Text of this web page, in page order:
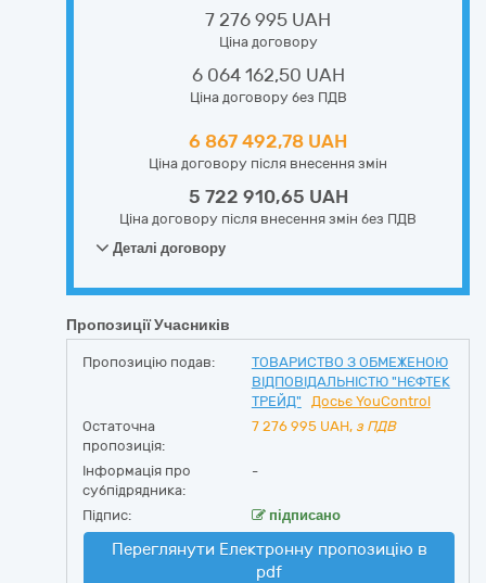
7 276 995 UAH
Ціна договору
6 064 162,50 UAH
Ціна договору без ПДВ
6 867 492,78 UAH
Ціна договору після внесення змін
5 722 910,65 UAH
Ціна договору після внесення змін без ПДВ
Деталі договору
Пропозиції Учасників
Пропозицію подав:
ТОВАРИСТВО З ОБМЕЖЕНОЮ
ВІДПОВІДАЛЬНІСТЮ "НЄФТЕК
ТРЕЙД"
Досьє YouControl
Остаточна
пропозиція:
7 276 995 UAH, з ПДВ
Інформація про
субпідрядника:
-
Підпис: підписано
Переглянути Електронну пропозицію в
pdf